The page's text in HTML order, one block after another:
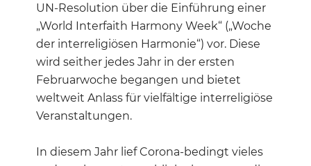
UN-Resolution über die Einführung einer
„World Interfaith Harmony Week“ („Woche
der interreligiösen Harmonie“) vor. Diese
wird seither jedes Jahr in der ersten
Februarwoche begangen und bietet
weltweit Anlass für vielfältige interreligiöse
Veranstaltungen.
In diesem Jahr lief Corona-bedingt vieles